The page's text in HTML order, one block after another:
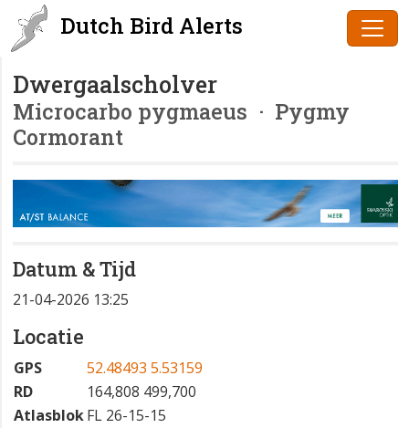
Dutch Bird Alerts
Dwergaalscholver
Microcarbo pygmaeus · Pygmy
Cormorant
Datum & Tijd
21-04-2026 13:25
Locatie
GPS
52.48493 5.53159
RD
164,808 499,700
AtlasblokFL 26-15-15